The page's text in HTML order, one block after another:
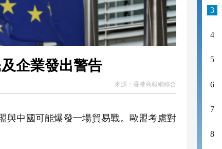
企業發出警告
來源： 香港商報網綜合
與中國可能爆發一場貿易戰。歐盟考慮對